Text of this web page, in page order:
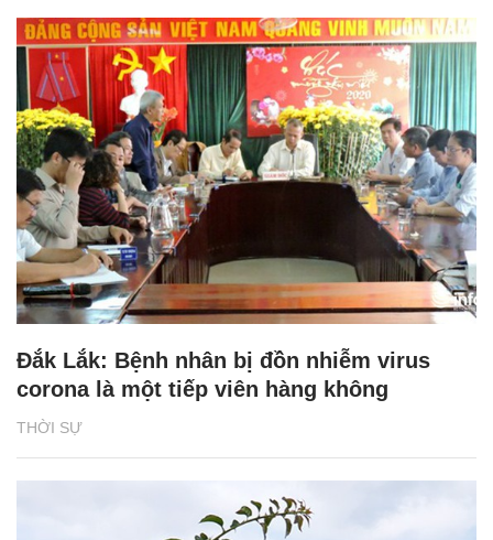
THỜI SỰ
Đắk Lắk: Bệnh nhân bị đồn nhiễm virus
corona là một tiếp viên hàng không